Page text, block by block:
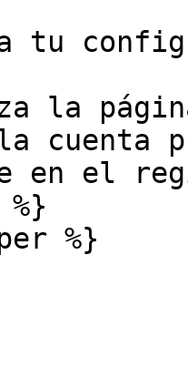
tu
la
cuenta
en el